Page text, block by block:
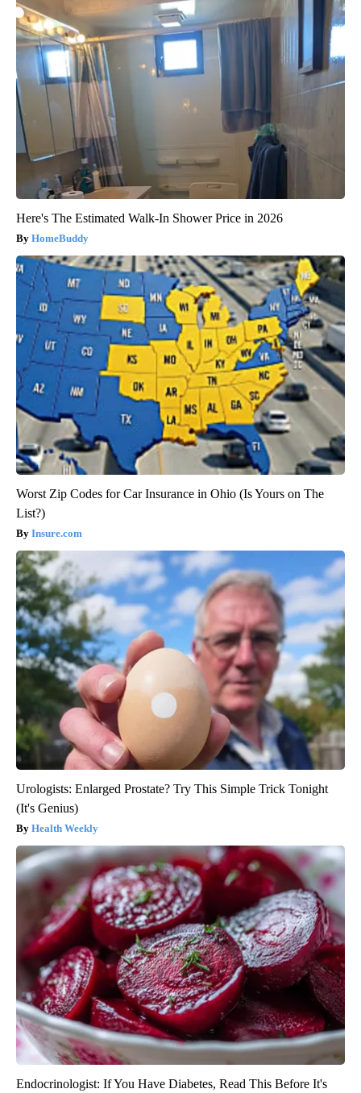
Here's The Estimated Walk-In Shower Price in 2026
HomeBuddy
Worst Zip Codes for Car Insurance in Ohio (Is Yours on The
List?)
Insure.com
Urologists: Enlarged Prostate? Try This Simple Trick Tonight
(It's Genius)
Health Weekly
Endocrinologist: If You Have Diabetes, Read This Before It's